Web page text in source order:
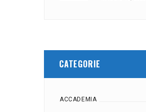
CATEGORIE
ACCADEMIA